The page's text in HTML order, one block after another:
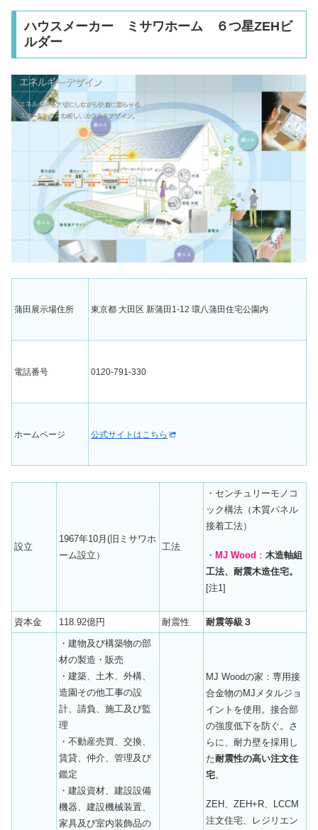
ハウスメーカー ミサワホーム ６つ星ZEHビ
ルダー
蒲田展示場住所 東京都 大田区 新蒲田1-12 環八蒲田住宅公園内
電話番号 0120-791-330
ホームページ 公式サイトはこちら
設立
1967年10月(旧ミサワホ
ーム設立）
工法
・センチュリーモノコ
ック構法（木質パネル
接着工法）
・ MJ Wood ： 木造軸組
工法、耐震木造住宅。
[注1]
資本金 118.92億円 耐震性 耐震等級３
・建物及び構築物の部
材の製造・販売
・建築、土木、外構、
造園その他工事の設
計、請負、施工及び監
理
・不動産売買、交換、
賃貸、仲介、管理及び
鑑定
・建設資材、建設設備
機器、建設機械装置、
家具及び室内装飾品の
MJ Woodの家：専用接
合金物のMJメタルジョ
イントを使用。接合部
の強度低下を防ぐ。さ
らに、耐力壁を採用し
た耐震性の高い注文住
宅。
ZEH、ZEH+R、LCCM
注文住宅、レジリエン